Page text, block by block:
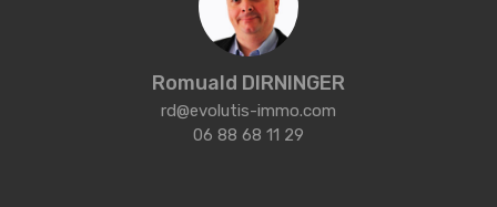
Romuald DIRNINGER
rd@evolutis-immo.com
06 88 68 11 29